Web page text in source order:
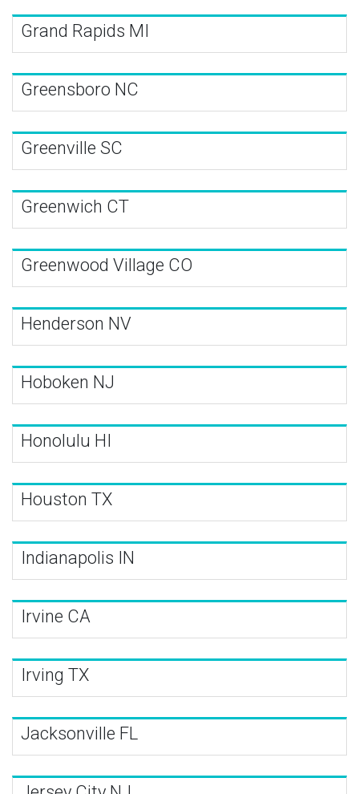
Grand Rapids MI
Greensboro NC
Greenville SC
Greenwich CT
Greenwood Village CO
Henderson NV
Hoboken NJ
Honolulu HI
Houston TX
Indianapolis IN
Irvine CA
Irving TX
Jacksonville FL